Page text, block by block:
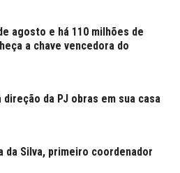
agosto e há 110 milhões de
a chave vencedora do
da PJ obras em sua casa
da Silva, primeiro coordenador